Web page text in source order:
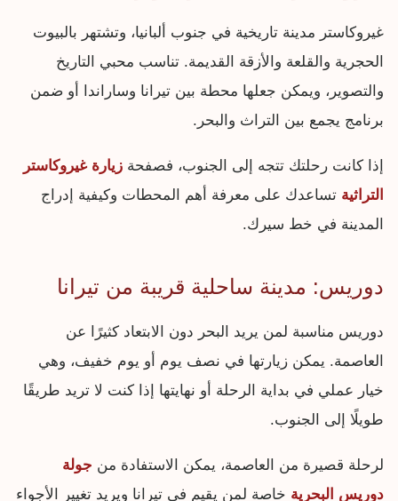
غيروكاستر مدينة تاريخية في جنوب ألبانيا، وتشتهر بالبيوت
الحجرية والقلعة والأزقة القديمة. تناسب محبي التاريخ
والتصوير، ويمكن جعلها محطة بين تيرانا وساراندا أو ضمن
برنامج يجمع بين التراث والبحر.
إذا كانت رحلتك تتجه إلى الجنوب، فصفحة زيارة غيروكاستر
التراثية تساعدك على معرفة أهم المحطات وكيفية إدراج
المدينة في خط سيرك.
دوريس: مدينة ساحلية قريبة من تيرانا
دوريس مناسبة لمن يريد البحر دون الابتعاد كثيرًا عن
العاصمة. يمكن زيارتها في نصف يوم أو يوم خفيف، وهي
خيار عملي في بداية الرحلة أو نهايتها إذا كنت لا تريد طريقًا
طويلًا إلى الجنوب.
لرحلة قصيرة من العاصمة، يمكن الاستفادة من جولة
دوريس البحرية خاصة لمن يقيم في تيرانا ويريد تغيير الأجواء